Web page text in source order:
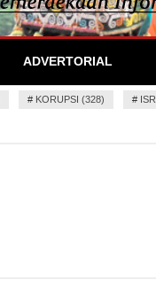
ADVERTORIAL
# KORUPSI (328) #